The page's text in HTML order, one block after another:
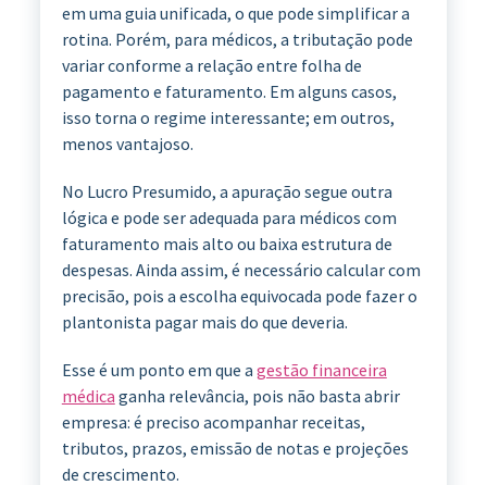
em uma guia unificada, o que pode simplificar a
rotina. Porém, para médicos, a tributação pode
variar conforme a relação entre folha de
pagamento e faturamento. Em alguns casos,
isso torna o regime interessante; em outros,
menos vantajoso.
No Lucro Presumido, a apuração segue outra
lógica e pode ser adequada para médicos com
faturamento mais alto ou baixa estrutura de
despesas. Ainda assim, é necessário calcular com
precisão, pois a escolha equivocada pode fazer o
plantonista pagar mais do que deveria.
Esse é um ponto em que a gestão financeira
médica ganha relevância, pois não basta abrir
empresa: é preciso acompanhar receitas,
tributos, prazos, emissão de notas e projeções
de crescimento.